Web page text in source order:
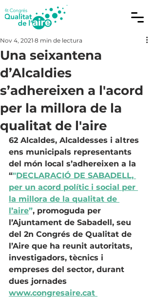
Una seixantena
d’Alcaldies
s’adhereixen a l'acord
per la millora de la
qualitat de l'aire
Nov 4, 2021 8 min de lectura
62 Alcaldes, Alcaldesses i altres
ens municipals representants
del món local s’adhereixen a la
“"DECLARACIÓ DE SABADELL,
per un acord polític i social per
la millora de la qualitat de
l’aire”, promoguda per
l’Ajuntament de Sabadell, seu
del 2n Congrés de Qualitat de
l’Aire que ha reunit autoritats,
investigadors, tècnics i
empreses del sector, durant
dues jornades
www.congresaire.cat